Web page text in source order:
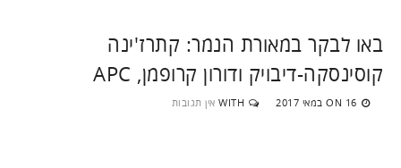
באו לבקר במאורת הנמר: קתרז'ינה
קוסינסקה-דיבויק ודורון קרופמן, APC
ON 16 במאי 2017 WITH אין תגובות